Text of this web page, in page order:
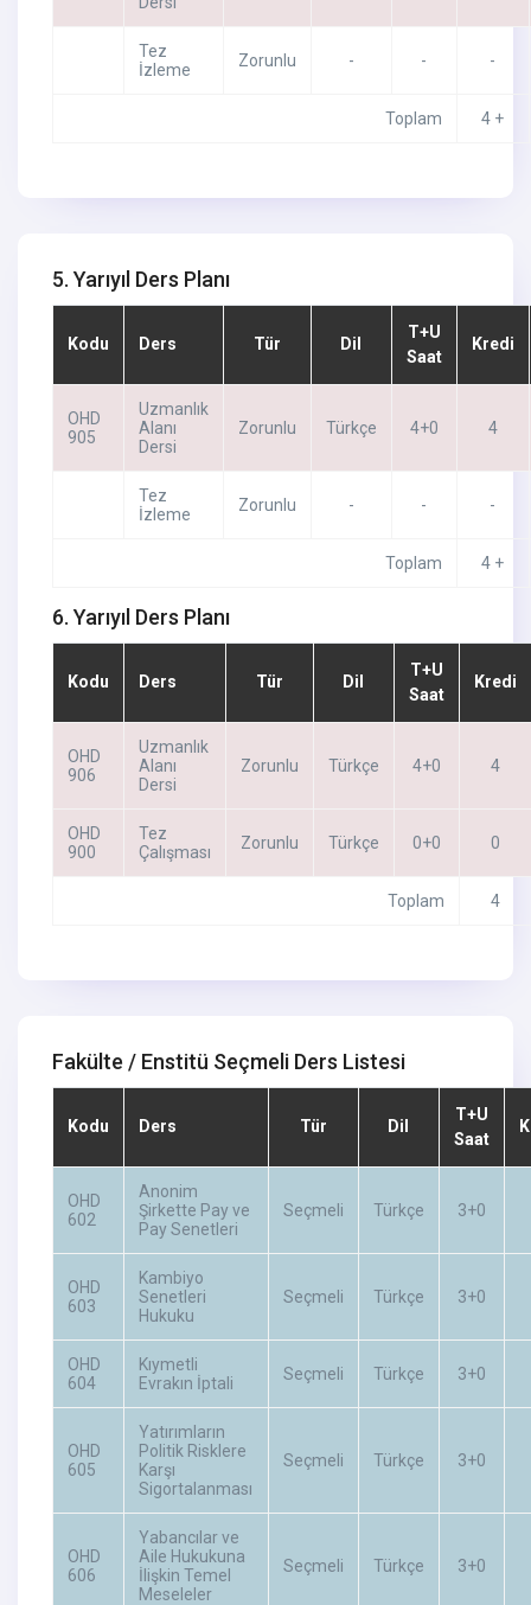
Tez
İzleme
Zorunlu - - -
Toplam 4 +
5. Yarıyıl Ders Planı
Kodu Ders Tür Dil
T+U
Saat
Kredi
OHD
905
Uzmanlık
Alanı
Dersi
Zorunlu Türkçe 4+0 4
Tez
İzleme
Zorunlu - - -
Toplam 4 +
6. Yarıyıl Ders Planı
Kodu Ders Tür Dil
T+U
Saat
Kredi
OHD
906
Uzmanlık
Alanı
Dersi
Zorunlu Türkçe 4+0 4
OHD
900
Tez
Çalışması
Zorunlu Türkçe 0+0 0
Toplam 4
Fakülte / Enstitü Seçmeli Ders Listesi
Kodu Ders Tür Dil
T+U
Saat
OHD
602
Anonim
Şirkette Pay ve
Pay Senetleri
Seçmeli Türkçe 3+0
OHD
603
Kambiyo
Senetleri
Hukuku
Seçmeli Türkçe 3+0
OHD
604
Kıymetli
Evrakın İptali
Seçmeli Türkçe 3+0
OHD
605
Yatırımların
Politik Risklere
Karşı
Sigortalanması
Seçmeli Türkçe 3+0
OHD
606
Yabancılar ve
Aile Hukukuna
İlişkin Temel
Meseleler
Seçmeli Türkçe 3+0